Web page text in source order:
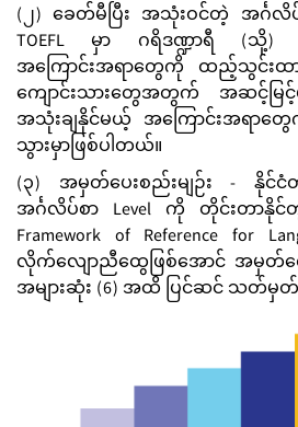
(၂) ခေတ်မီပြီး အသုံးဝင်တဲ့ အင်္ဂ
TOEFL မှာ ဂရိဒဏ္ဍာရီ (သို့)
အကြောင်းအရာတွေကို ထည့်သွင်းထ
ကျောင်းသားတွေအတွက် အဆင့်မြ
အသုံးချနိုင်မယ့် အကြောင်းအရာတွ
သွားမှာဖြစ်ပါတယ်။
(၃) အမှတ်ပေးစည်းမျဉ်း - နိုင်ငံ
အင်္ဂလိပ်စာ Level ကို တိုင်းတာနိုင်တဲ့
Framework of Reference for
လိုက်လျောညီထွေဖြစ်အောင် အမှတ်
အများဆုံး (6) အထိ ပြင်ဆင် သတ်မှ